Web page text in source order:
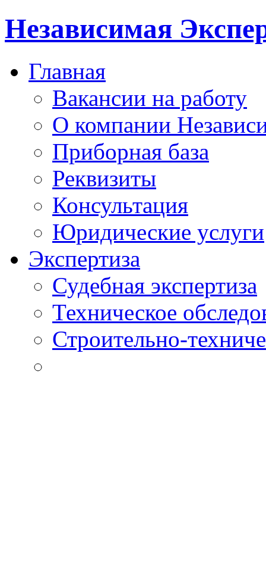
Независимая
Главная
Вакансии на работу
О компании
Приборная база
Реквизиты
Консультация
Юридические услуги
Экспертиза
Судебная экспертиза
Техническое
Строительно-